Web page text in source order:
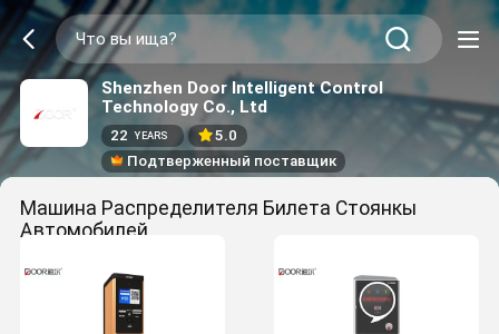
Shenzhen Door Intelligent Control
Technology Co., Ltd
22 YEARS
5.0
Подтверженный поставщик
Машина Распределителя Билета Стоянкы
Автомобилей